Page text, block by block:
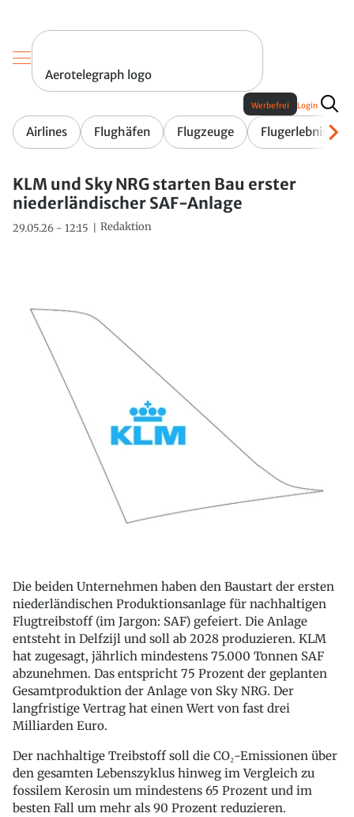
Aerotelegraph logo
Airlines Flughäfen Flugzeuge Flugerlebnis
Werbefrei Login
KLM und Sky NRG starten Bau erster
niederländischer SAF-Anlage
29.05.26 - 12:15 Redaktion
Die beiden Unternehmen haben den Baustart der ersten
niederländischen Produktionsanlage für nachhaltigen
Flugtreibstoff (im Jargon: SAF) gefeiert. Die Anlage
entsteht in Delfzijl und soll ab 2028 produzieren. KLM
hat zugesagt, jährlich mindestens 75.000 Tonnen SAF
abzunehmen. Das entspricht 75 Prozent der geplanten
Gesamtproduktion der Anlage von Sky NRG. Der
langfristige Vertrag hat einen Wert von fast drei
Milliarden Euro.
Der nachhaltige Treibstoff soll die CO₂-Emissionen über
den gesamten Lebenszyklus hinweg im Vergleich zu
fossilem Kerosin um mindestens 65 Prozent und im
besten Fall um mehr als 90 Prozent reduzieren.